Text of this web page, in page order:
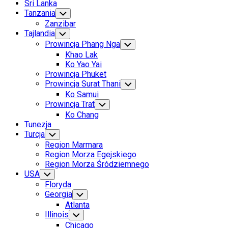
Sri Lanka
Tanzania Toggle
Child
Menu
Zanzibar
Tajlandia Toggle
Child
Menu
Prowincja Phang Nga Toggle
Child
Khao Lak
Ko Yao Yai
Prowincja Phuket
Prowincja Surat Thani Toggle
Child
Ko Samui
Prowincja Trat Toggle
Child
Menu
Ko Chang
Tunezja
Turcja Toggle
Child
Menu
Region Marmara
Region Morza Egejskiego
Region Morza Śródziemnego
USA Toggle
Child
Menu
Floryda
Georgia Toggle
Child
Menu
Atlanta
Illinois Toggle
Child
Chicago